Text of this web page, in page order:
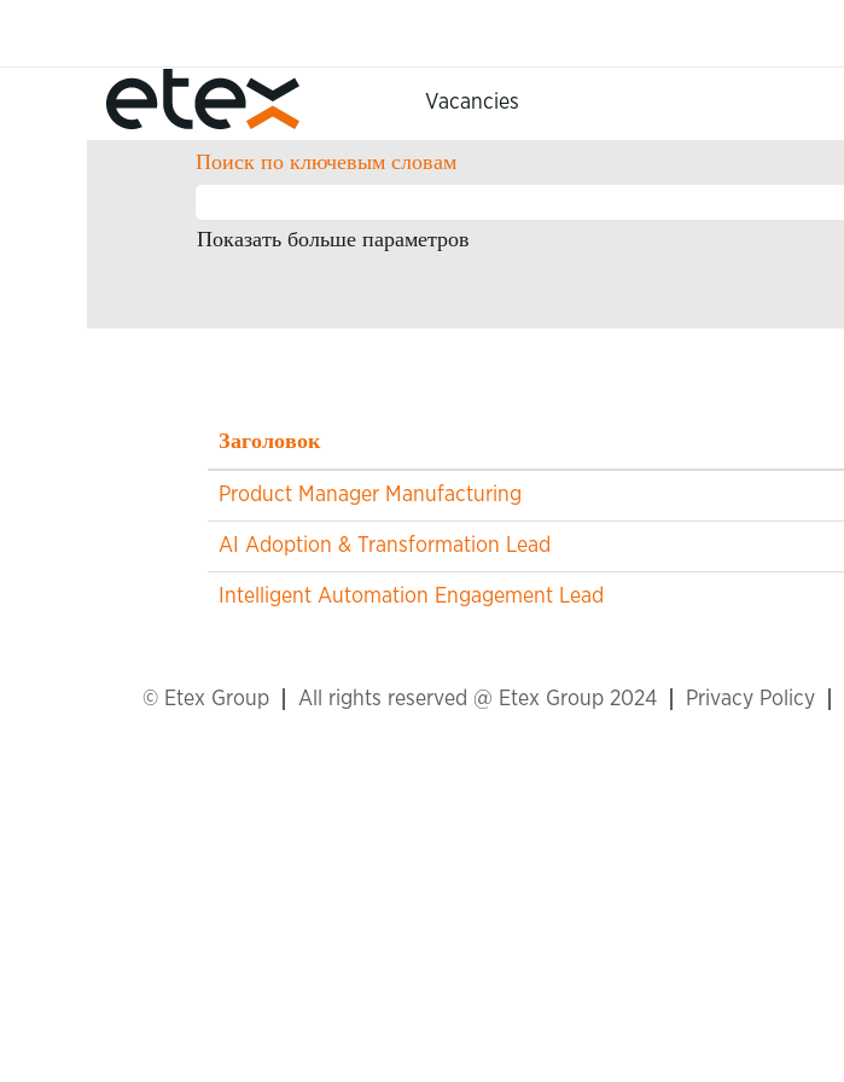
Vacancies
Результаты поиска"Information Technology".
Поиск по ключевым словам
Показать больше параметров
Заголовок
Product Manager Manufacturing
AI Adoption & Transformation Lead
Intelligent Automation Engagement Lead
© Etex Group All rights reserved @ Etex Group 2024 Privacy Policy